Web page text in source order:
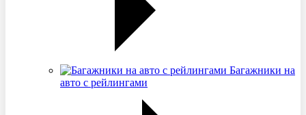
Багажники на
авто с рейлингами